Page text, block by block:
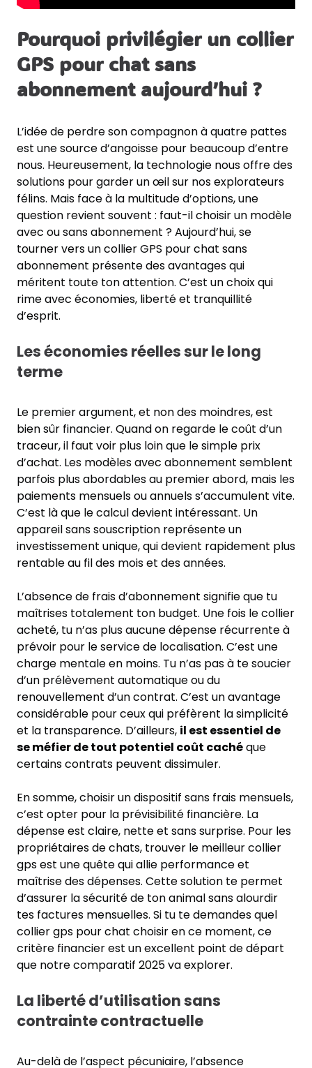
Pourquoi privilégier un collier
GPS pour chat sans
abonnement aujourd’hui ?
L’idée de perdre son compagnon à quatre pattes
est une source d’angoisse pour beaucoup d’entre
nous. Heureusement, la technologie nous offre des
solutions pour garder un œil sur nos explorateurs
félins. Mais face à la multitude d’options, une
question revient souvent : faut-il choisir un modèle
avec ou sans abonnement ? Aujourd’hui, se
tourner vers un collier GPS pour chat sans
abonnement présente des avantages qui
méritent toute ton attention. C’est un choix qui
rime avec économies, liberté et tranquillité
d’esprit.
Les économies réelles sur le long
terme
Le premier argument, et non des moindres, est
bien sûr financier. Quand on regarde le coût d’un
traceur, il faut voir plus loin que le simple prix
d’achat. Les modèles avec abonnement semblent
parfois plus abordables au premier abord, mais les
paiements mensuels ou annuels s’accumulent vite.
C’est là que le calcul devient intéressant. Un
appareil sans souscription représente un
investissement unique, qui devient rapidement plus
rentable au fil des mois et des années.
L’absence de frais d’abonnement signifie que tu
maîtrises totalement ton budget. Une fois le collier
acheté, tu n’as plus aucune dépense récurrente à
prévoir pour le service de localisation. C’est une
charge mentale en moins. Tu n’as pas à te soucier
d’un prélèvement automatique ou du
renouvellement d’un contrat. C’est un avantage
considérable pour ceux qui préfèrent la simplicité
et la transparence. D’ailleurs, il est essentiel de
se méfier de tout potentiel coût cachéque
certains contrats peuvent dissimuler.
En somme, choisir un dispositif sans frais mensuels,
c’est opter pour la prévisibilité financière. La
dépense est claire, nette et sans surprise. Pour les
propriétaires de chats, trouver le meilleur collier
gps est une quête qui allie performance et
maîtrise des dépenses. Cette solution te permet
d’assurer la sécurité de ton animal sans alourdir
tes factures mensuelles. Si tu te demandes quel
collier gps pour chat choisir en ce moment, ce
critère financier est un excellent point de départ
que notre comparatif 2025 va explorer.
La liberté d’utilisation sans
contrainte contractuelle
Au-delà de l’aspect pécuniaire, l’absence